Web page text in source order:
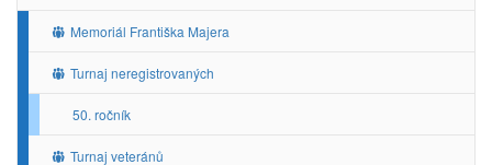
Memoriál Františka Majera
Turnaj neregistrovaných
50. ročník
Turnaj veteránů